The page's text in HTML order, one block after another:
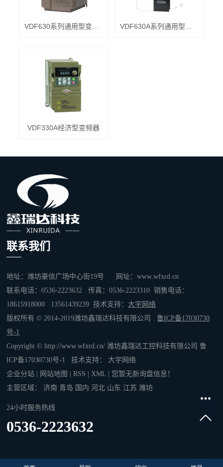
VDF330A经济型变频器
联系我们
地址：潍坊豪信广场中心街19号 网址：www.wfxrd.cn
联系电话：0536-2223632 传真：0536-2223310 销售电话：
18615918000 13561439239 技术支持： 大宇网络
版权所有 © 2014-2019潍坊鑫瑞达科技有限公司 . 鲁ICP备17030730
号-1
Copyright © http://www.wfxrd.cn/ 潍坊鑫瑞达工控科技有限公司 鲁
ICP备17030730号-1
技术支持： 大宇网络
企业分站
网站地图 |RSS XML |您暂无新询盘信息！
主营区域： 济南 青岛 国内 河北 山东 江苏 潍坊
24小时服务热线
0536-2223632